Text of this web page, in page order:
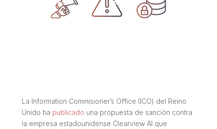
La Information Commisioner’s Office (ICO) del Reino
Unido ha publicado una propuesta de sanción contra
la empresa estadounidense Clearview AI que